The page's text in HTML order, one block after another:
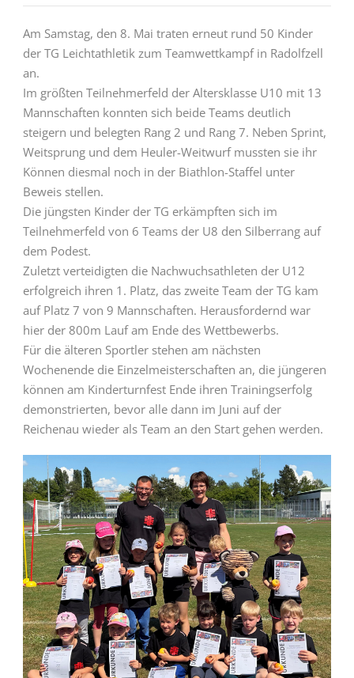
Am Samstag, den 8. Mai traten erneut rund 50 Kinder
der TG Leichtathletik zum Teamwettkampf in Radolfzell
an.
Im größten Teilnehmerfeld der Altersklasse U10 mit 13
Mannschaften konnten sich beide Teams deutlich
steigern und belegten Rang 2 und Rang 7. Neben Sprint,
Weitsprung und dem Heuler-Weitwurf mussten sie ihr
Können diesmal noch in der Biathlon-Staffel unter
Beweis stellen.
Die jüngsten Kinder der TG erkämpften sich im
Teilnehmerfeld von 6 Teams der U8 den Silberrang auf
dem Podest.
Zuletzt verteidigten die Nachwuchsathleten der U12
erfolgreich ihren 1. Platz, das zweite Team der TG kam
auf Platz 7 von 9 Mannschaften. Herausfordernd war
hier der 800m Lauf am Ende des Wettbewerbs.
Für die älteren Sportler stehen am nächsten
Wochenende die Einzelmeisterschaften an, die jüngeren
können am Kinderturnfest Ende ihren Trainingserfolg
demonstrierten, bevor alle dann im Juni auf der
Reichenau wieder als Team an den Start gehen werden.